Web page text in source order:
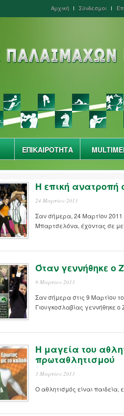
Αρχική Σύνδεσμοι
ΕΠΙΚΑΙΡΟΤΗΤΑ
H επική ανατροπή
24 Μαρτίου 2013
Σαν σήμερα, 24 Μαρτίου
Μπαρτσελόνα, έχοντας σε
Όταν γεννήθηκε ο
9 Μαρτίου 2013
Σαν σήμερα στις 9 Μαρτίου
Γιουγκοσλαβίας γεννήθηκε ο
Η μαγεία του
πρωταθλητισμού
3 Μαρτίου 2013
Ο αθλητισμός είναι παιδεία,